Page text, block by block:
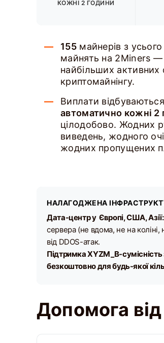
КОЖНІ 2 ГОДИНИ
155майнерів з усього
майнять на 2Miners —
найбільших активних
криптомайнінгу.
Виплати відбуваються
автоматично кожні 2
цілодобово. Жодних
виведень, жодного
жодних пропущених
НАЛАГОДЖЕНА
Дата-центр у Європі, США, Азії:
сервера (не вдома, не на коліні,
від DDOS-атак.
Підтримка XYZM_B-
безкоштовно для будь-якої
Допомога